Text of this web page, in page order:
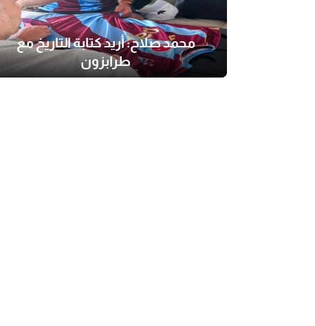
محمد صلاح: أريد كتابة التاريخ مع
طرابزون